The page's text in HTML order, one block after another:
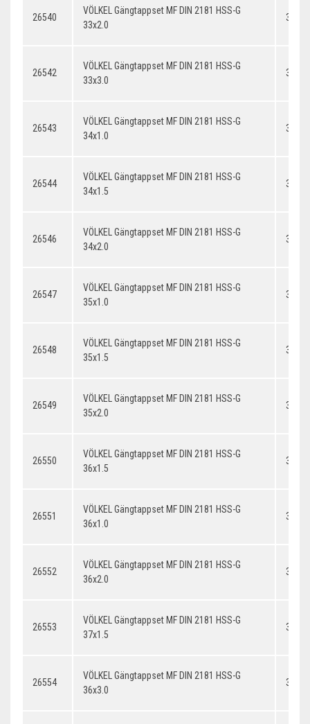
26540
VÖLKEL Gängtappset MF DIN 2181 HSS-G
33x2.0
26542
VÖLKEL Gängtappset MF DIN 2181 HSS-G
33x3.0
26543
VÖLKEL Gängtappset MF DIN 2181 HSS-G
34x1.0
26544
VÖLKEL Gängtappset MF DIN 2181 HSS-G
34x1.5
26546
VÖLKEL Gängtappset MF DIN 2181 HSS-G
34x2.0
26547
VÖLKEL Gängtappset MF DIN 2181 HSS-G
35x1.0
26548
VÖLKEL Gängtappset MF DIN 2181 HSS-G
35x1.5
26549
VÖLKEL Gängtappset MF DIN 2181 HSS-G
35x2.0
26550
VÖLKEL Gängtappset MF DIN 2181 HSS-G
36x1.5
26551
VÖLKEL Gängtappset MF DIN 2181 HSS-G
36x1.0
26552
VÖLKEL Gängtappset MF DIN 2181 HSS-G
36x2.0
26553
VÖLKEL Gängtappset MF DIN 2181 HSS-G
37x1.5
26554
VÖLKEL Gängtappset MF DIN 2181 HSS-G
36x3.0